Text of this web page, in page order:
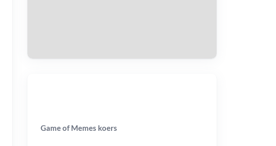
Game of Memes koers